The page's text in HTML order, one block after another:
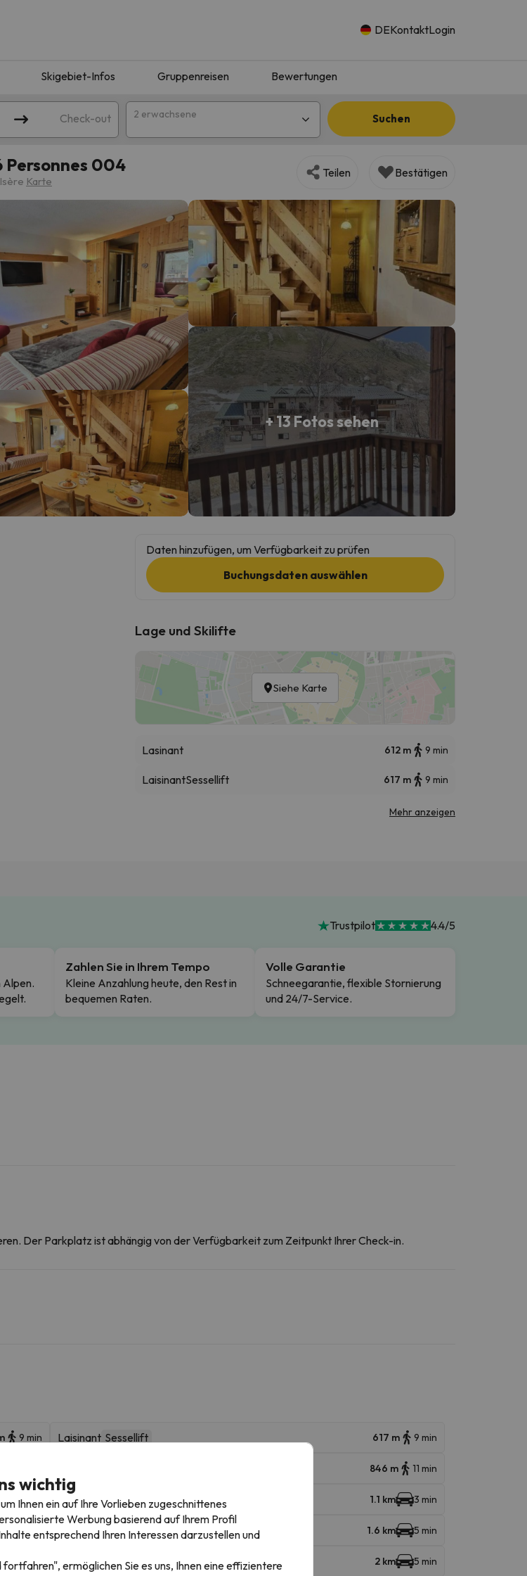
DEKontaktLogin
Skigebiet-Infos Gruppenreisen Bewertungen
Check-out 2 erwachsene Suchen
Versuchen Sie, das Ziel zu ändern.
gefunden hat, wird er zurück sein.
Personnes 004
Karte
Teilen Bestätigen
+ 13 Fotos sehen
Daten hinzufügen, um Verfügbarkeit zu prüfen
Buchungsdaten auswählen
Lage und Skilifte
Siehe Karte
Lasinant 612 m 9 min
LaisinantSessellift 617 m 9 min
Mehr anzeigen
Trustpilot 4.4/5
Alpen.
Zahlen Sie in Ihrem Tempo
Kleine Anzahlung heute, den Rest in
bequemen Raten.
Volle Garantie
Schneegarantie, flexible Stornierung
und 24/7-Service.
Der Parkplatz ist abhängig von der Verfügbarkeit zum Zeitpunkt Ihrer Check-in.
9 min Laisinant Sessellift 617 m 9 min
846 m 11 min
13 min Bellevarde Sessellift 1.1 km 3 min
4 min Legettaz Schlepplift 1.6 km 5 min
4 min Le fornet Luftseilbahn 2 km 5 min
wichtig
Ihnen ein auf Ihre Vorlieben zugeschnittenes
Werbung basierend auf Ihrem Profil
entsprechend Ihren Interessen darzustellen und
ermöglichen Sie es uns, Ihnen eine effizientere